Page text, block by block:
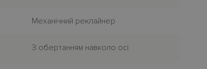
Механiчний реклайнер
З обертанням навколо осі